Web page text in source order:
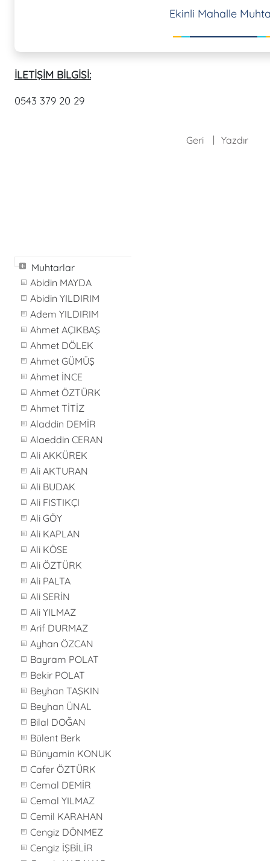
Ekinli Mahalle
İLETİŞİM BİLGİSİ:
0543 379 20 29
Geri Yazdır
Muhtarlar
Abidin MAYDA
Abidin YILDIRIM
Adem YILDIRIM
Ahmet AÇIKBAŞ
Ahmet DÖLEK
Ahmet GÜMÜŞ
Ahmet İNCE
Ahmet ÖZTÜRK
Ahmet TİTİZ
Aladdin DEMİR
Alaeddin CERAN
Ali AKKÜREK
Ali AKTURAN
Ali BUDAK
Ali FISTIKÇI
Ali GÖY
Ali KAPLAN
Ali KÖSE
Ali ÖZTÜRK
Ali PALTA
Ali SERİN
Ali YILMAZ
Arif DURMAZ
Ayhan ÖZCAN
Bayram POLAT
Bekir POLAT
Beyhan TAŞKIN
Beyhan ÜNAL
Bilal DOĞAN
Bülent Berk
Bünyamin KONUK
Cafer ÖZTÜRK
Cemal DEMİR
Cemal YILMAZ
Cemil KARAHAN
Cengiz DÖNMEZ
Cengiz İŞBİLİR